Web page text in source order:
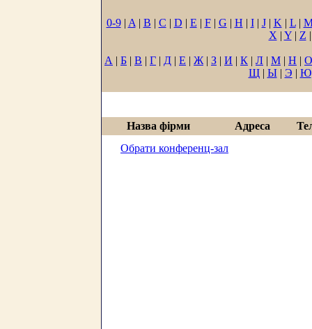
0-9| A | B | C | D | E | F| G | H | I| J| K | L|
X | Y| Z |
А | Б | В | Г | Д | Е | Ж | З | И | К | Л | М | Н | О
Щ| Ы| Э | Ю
Назва фірми Адреса
Обрати конференц-зал